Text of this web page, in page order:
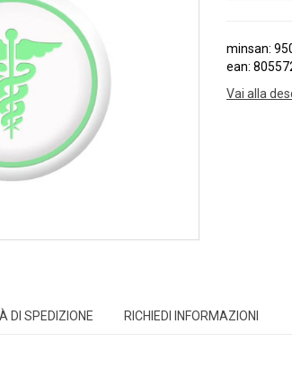
minsan:
ean:
Vai alla
DI SPEDIZIONE RICHIEDI INFORMAZIONI